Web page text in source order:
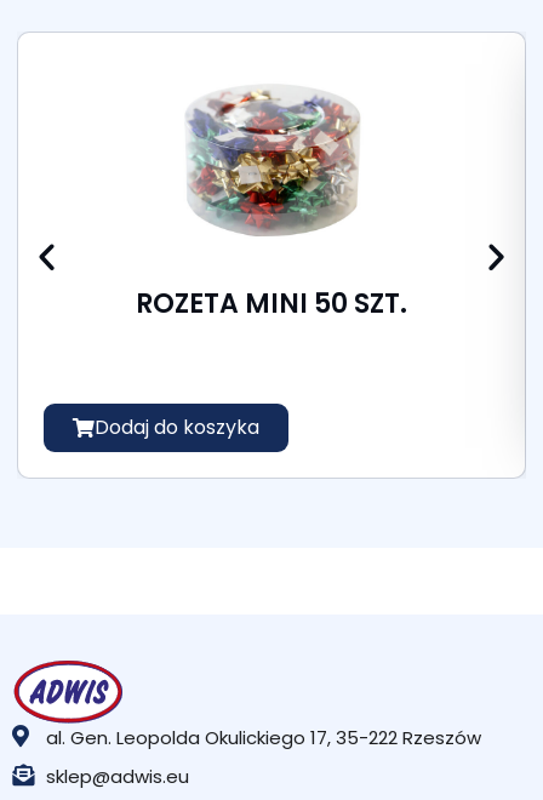
ROZETA MINI 50 SZT.
Dodaj do koszyka
al. Gen. Leopolda Okulickiego 17, 35-222 Rzeszów
sklep@adwis.eu